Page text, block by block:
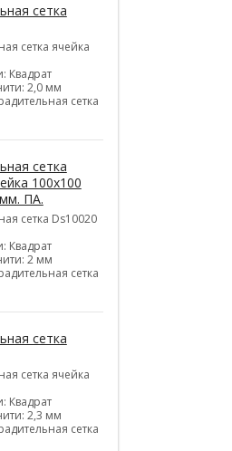
сетка
сетка ячейка
Квадрат
2,0 мм
сетка
сетка
100х100
ПА.
сетка Ds10020
Квадрат
2 мм
сетка
сетка
сетка ячейка
Квадрат
2,3 мм
сетка